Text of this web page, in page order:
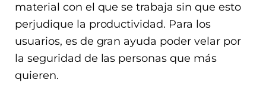
material con el que se trabaja sin que esto
perjudique la productividad. Para los
usuarios, es de gran ayuda poder velar por
la seguridad de las personas que más
quieren.